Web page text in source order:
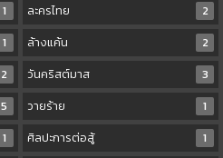
1 ละครไทย
2
1 ล้างแค้น
2
2 วันคริสต์มาส
3
5 วายร้าย
1
1 ศิลปะการต่อสู้
1